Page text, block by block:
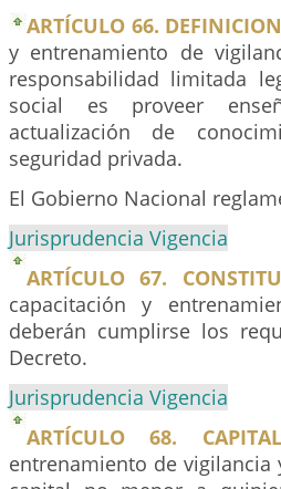
ARTÍCULO 66.
y entrenamiento de
responsabilidad limitada
social es proveer
actualización de
seguridad privada.
El Gobierno Nacional
Jurisprudencia Vigencia
ARTÍCULO 67.
capacitación y
deberán cumplirse los
Decreto.
Jurisprudencia Vigencia
ARTÍCULO 68.
entrenamiento de